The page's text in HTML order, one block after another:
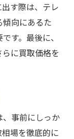
す際は、テレ
向にあるた
す。最後に、
に買取価格を
事前にしっか
場を徹底的に